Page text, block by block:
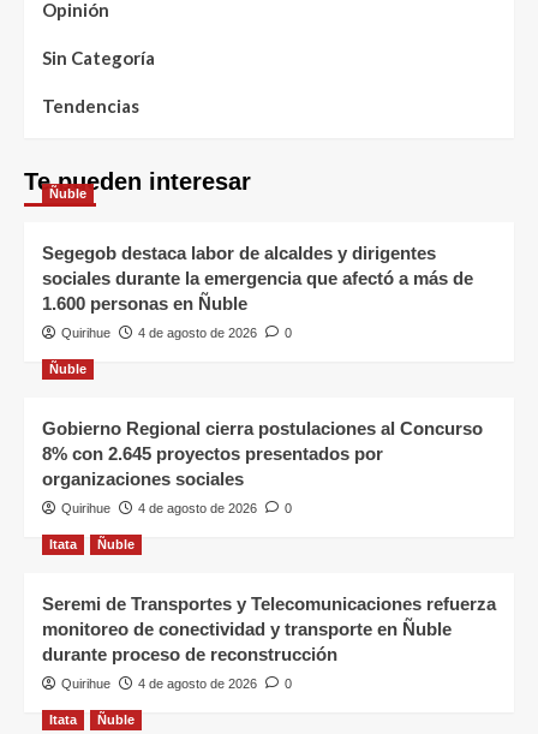
Opinión
Sin Categoría
Tendencias
Te pueden interesar
Ñuble
Segegob destaca labor de alcaldes y dirigentes
sociales durante la emergencia que afectó a más de
1.600 personas en Ñuble
Quirihue 4 de agosto de 2026 0
Ñuble
Gobierno Regional cierra postulaciones al Concurso
8% con 2.645 proyectos presentados por
organizaciones sociales
Quirihue 4 de agosto de 2026 0
Itata Ñuble
Seremi de Transportes y Telecomunicaciones refuerza
monitoreo de conectividad y transporte en Ñuble
durante proceso de reconstrucción
Quirihue 4 de agosto de 2026 0
Itata Ñuble